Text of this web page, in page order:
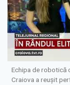
Echipa de robotică
Craiova a reușit